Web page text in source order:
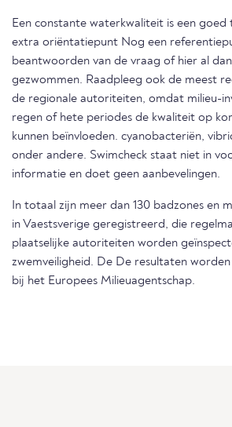
Een constante waterkwaliteit is een goed
extra oriëntatiepunt Nog een
beantwoorden van de vraag of hier al
gezwommen. Raadpleeg ook de meest
de regionale autoriteiten, omdat milieu-
regen of hete periodes de kwaliteit op
kunnen beïnvloeden. cyanobacteriën,
onder andere. Swimcheck staat niet in
informatie en doet geen aanbevelingen.
In totaal zijn meer dan 130 badzones en
in Vaestsverige geregistreerd, die
plaatselijke autoriteiten worden
zwemveiligheid. De De resultaten
bij het Europees Milieuagentschap.